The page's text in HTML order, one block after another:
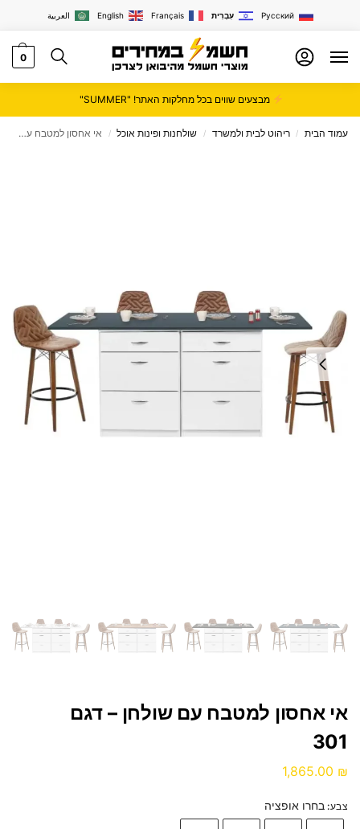
العربية English Français עִבְרִית Русский
0
מבצעים שווים בכל מחלקות האתר! "SUMMER"
עמוד הבית / ריהוט לבית ולמשרד / שולחנות ופינות אוכל / אי אחסון למטבח עם שולחן – דגם 301
אי אחסון למטבח עם שולחן – דגם
301
1,865.00 ₪
צבע: בחרו אופציה